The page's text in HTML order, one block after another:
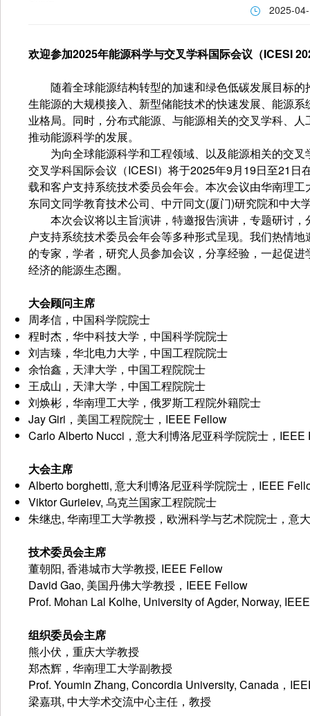
2025-
欢迎参加2025年能源科学与交叉学科国际会议（ICESI
随着全球能源结构转型的加速和绿色低碳发展目标的
生能源的大规模接入、新型储能技术的快速发展、能源
业格局。同时，分布式能源、与能源相关的交叉学科、
推动能源科学的发展。
为向全球能源科学和工程领域、以及能源相关的交叉
交叉学科国际会议（ICESI）将于2025年9月19日至21
载和客户支持系统技术委员会年会。本次会议由华南理
东同文同学教育技术公司、中亓同文(厦门)研究院和中
本次会议将以主旨演讲，特邀报告演讲，专题研讨，
户支持系统技术委员会年会等多种形式呈现。我们热情
的专家，学者，研究人员参加会议，分享经验，一起促
经济的能源生态圈。
大会顾问主席
周孝信，中国科学院院士
程时杰，华中科技大学，中国科学院院士
刘吉臻，华北电力大学，中国工程院院士
余怡鑫，天津大学，中国工程院院士
王成山，天津大学，中国工程院院士
刘焕彬，华南理工大学，俄罗斯工程院外籍院士
Jay Giri，美国工程院院士，IEEE Fellow
Carlo Alberto Nucci，意大利博洛尼亚科学院院士，IEEE
大会主席
Alberto borghetti, 意大利博洛尼亚科学院院士，IEEE
Viktor Gurieiev, 乌克兰国家工程院院士
朱继忠, 华南理工大学教授，欧洲科学与艺术院院士，意
技术委员会主席
董朝阳, 香港城市大学教授, IEEE Fellow
David Gao, 美国丹佛大学教授，IEEE Fellow
Prof. Mohan Lal Kolhe, University of Agder, Norway,
组织委员会主席
熊小伏，重庆大学教授
郑杰辉，华南理工大学副教授
Prof. Youmin Zhang, Concordia University, Canada，
梁嘉琪, 中大学术交流中心主任，教授